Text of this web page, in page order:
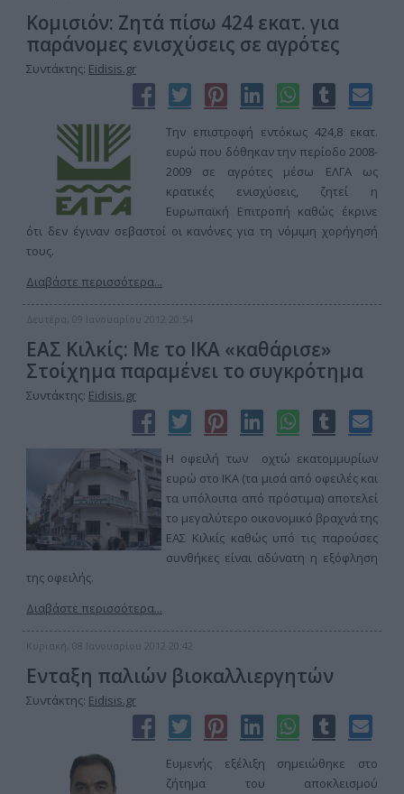
Κομισιόν: Ζητά πίσω 424 εκατ. για
παράνομες ενισχύσεις σε αγρότες
Συντάκτης: Eidisis.gr
Την επιστροφή εντόκως 424,8 εκατ.
ευρώ που δόθηκαν την περίοδο 2008-
2009 σε αγρότες μέσω ΕΛΓΑ ως
κρατικές ενισχύσεις, ζητεί η
Ευρωπαϊκή Επιτροπή καθώς έκρινε
ότι δεν έγιναν σεβαστοί οι κανόνες για τη νόμιμη χορήγησή
τους.
Διαβάστε περισσότερα...
Δευτέρα, 09 Ιανουαρίου 2012 20:54
ΕΑΣ Κιλκίς: Με το ΙΚΑ «καθάρισε»
Στοίχημα παραμένει το συγκρότημα
Συντάκτης: Eidisis.gr
Η οφειλή των οχτώ εκατομμυρίων
ευρώ στο ΙΚΑ (τα μισά από οφειλές και
τα υπόλοιπα από πρόστιμα) αποτελεί
το μεγαλύτερο οικονομικό βραχνά της
ΕΑΣ Κιλκίς καθώς υπό τις παρούσες
συνθήκες είναι αδύνατη η εξόφληση
της οφειλής.
Διαβάστε περισσότερα...
Κυριακή, 08 Ιανουαρίου 2012 20:42
Ενταξη παλιών βιοκαλλιεργητών
Συντάκτης: Eidisis.gr
Ευμενής εξέλιξη σημειώθηκε στο
ζήτημα του αποκλεισμού